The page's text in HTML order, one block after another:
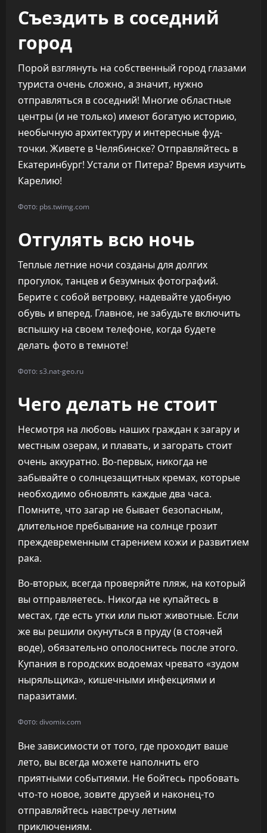
Съездить в соседний
город
Порой взглянуть на собственный город глазами
туриста очень сложно, а значит, нужно
отправляться в соседний! Многие областные
центры (и не только) имеют богатую историю,
необычную архитектуру и интересные фуд-
точки. Живете в Челябинске? Отправляйтесь в
Екатеринбург! Устали от Питера? Время изучить
Карелию!
Фото: pbs.twimg.com
Отгулять всю ночь
Теплые летние ночи созданы для долгих
прогулок, танцев и безумных фотографий.
Берите с собой ветровку, надевайте удобную
обувь и вперед. Главное, не забудьте включить
вспышку на своем телефоне, когда будете
делать фото в темноте!
Фото: s3.nat-geo.ru
Чего делать не стоит
Несмотря на любовь наших граждан к загару и
местным озерам, и плавать, и загорать стоит
очень аккуратно. Во-первых, никогда не
забывайте о солнцезащитных кремах, которые
необходимо обновлять каждые два часа.
Помните, что загар не бывает безопасным,
длительное пребывание на солнце грозит
преждевременным старением кожи и развитием
рака.
Во-вторых, всегда проверяйте пляж, на который
вы отправляетесь. Никогда не купайтесь в
местах, где есть утки или пьют животные. Если
же вы решили окунуться в пруду (в стоячей
воде), обязательно ополоснитесь после этого.
Купания в городских водоемах чревато «зудом
ныряльщика», кишечными инфекциями и
паразитами.
Фото: divomix.com
Вне зависимости от того, где проходит ваше
лето, вы всегда можете наполнить его
приятными событиями. Не бойтесь пробовать
что-то новое, зовите друзей и наконец-то
отправляйтесь навстречу летним
приключениям.